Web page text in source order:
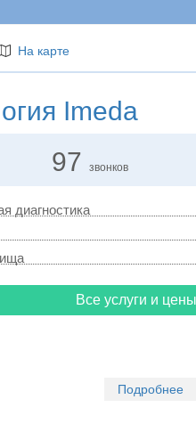
На карте
Imeda
97 звонков
диагностика
Все услуги и
Подробнее